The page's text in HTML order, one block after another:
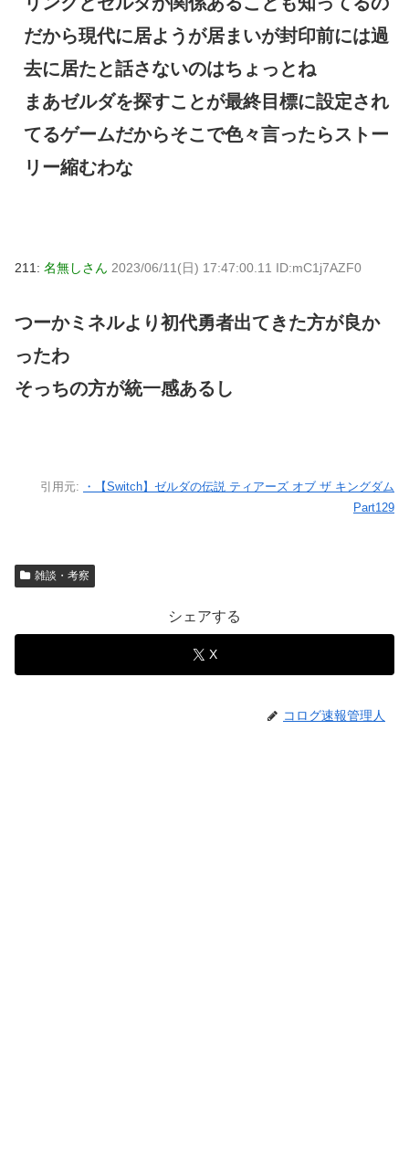
だから現代に居ようが居まいが封印前には過
去に居たと話さないのはちょっとね
まあゼルダを探すことが最終目標に設定され
てるゲームだからそこで色々言ったらストー
リー縮むわな
211: 名無しさん 2023/06/11(日) 17:47:00.11 ID:mC1j7AZF0
つーかミネルより初代勇者出てきた方が良か
ったわ
そっちの方が統一感あるし
引用元:
・【Switch】ゼルダの伝説 ティアーズ オブ ザ キングダム
Part129
雑談・考察
シェアする
X
コログ速報管理人